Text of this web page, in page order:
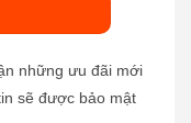
những ưu đãi mới
sẽ được bảo mật